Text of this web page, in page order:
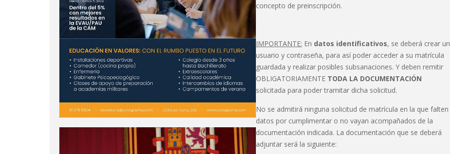
concepto de preinscripción.
IMPORTANTE: En datos identificativos, se deberá crear un
usuario y contraseña, para así poder acceder a su matrícula
guardada y realizar posibles subsanaciones. Y deben remitir
OBLIGATORIAMENTE TODA LA DOCUMENTACIÓN
solicitada para poder tramitar dicha solicitud.
No se admitirá ninguna solicitud de matrícula en la que falten
datos por cumplimentar o no vayan acompañados de la
documentación indicada. La documentación que se deberá
adjuntar será la siguiente: